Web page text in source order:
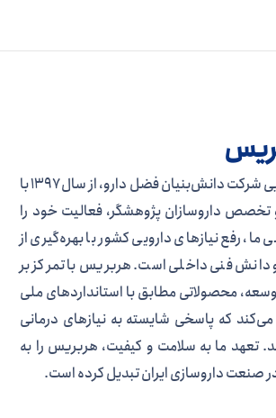
هربریس، برند دارویی شرکت دانش‌بنیان فضل دارو، از سال ۱۳۹۷ با
تخصص داروسازان پژوهشگر، فعالیت خود را
رفع نیازهای دارویی کشور با بهره‌گیری از
فنی داخلی است. هربریس با تمرکز بر
محصولاتی مطابق با استانداردهای ملی
می‌کند که پاسخی شایسته به نیازهای درمانی
تعهد ما به سلامت و کیفیت، هربریس را به
صنعت داروسازی ایران تبدیل کرده است.